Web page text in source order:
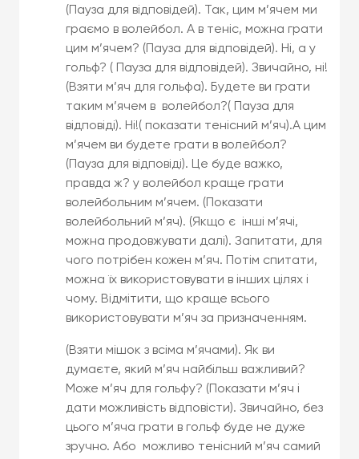
(Пауза для відповідей). Так, цим м’ячем ми
граємо в волейбол. А в теніс, можна грати
цим м’ячем? (Пауза для відповідей). Ні, а у
гольф? ( Пауза для відповідей). Звичайно, ні!
(Взяти м’яч для гольфа). Будете ви грати
таким м’ячем в волейбол?( Пауза для
відповіді). Ні!( показати тенісний м’яч).А цим
м’ячем ви будете грати в волейбол?
(Пауза для відповіді). Це буде важко,
правда ж? у волейбол краще грати
волейбольним м’ячем. (Показати
волейбольний м’яч). (Якщо є інші м’ячі,
можна продовжувати далі). Запитати, для
чого потрібен кожен м’яч. Потім спитати,
можна їх використовувати в інших цілях і
чому. Відмітити, що краще всього
використовувати м’яч за призначенням.
(Взяти мішок з всіма м’ячами). Як ви
думаєте, який м’яч найбільш важливий?
Може м’яч для гольфу? (Показати м’яч і
дати можливість відповісти). Звичайно, без
цього м’яча грати в гольф буде не дуже
зручно. Або можливо тенісний м’яч самий